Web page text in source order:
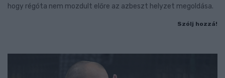
hogy régóta nem mozdult előre az azbeszt helyzet megoldása.
Szólj hozzá!